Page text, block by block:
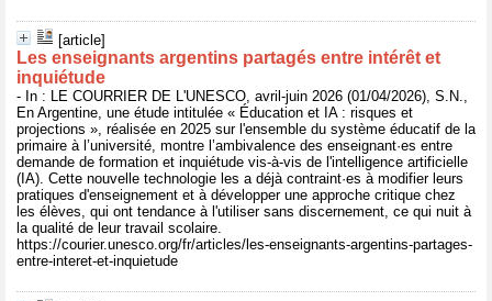
[article]
Les enseignants argentins partagés entre intérêt et
inquiétude
- In : LE COURRIER DE L'UNESCO, avril-juin 2026 (01/04/2026), S.N.,
En Argentine, une étude intitulée « Éducation et IA : risques et
projections », réalisée en 2025 sur l'ensemble du système éducatif de la
primaire à l’université, montre l’ambivalence des enseignant·es entre
demande de formation et inquiétude vis-à-vis de l'intelligence artificielle
(IA). Cette nouvelle technologie les a déjà contraint·es à modifier leurs
pratiques d'enseignement et à développer une approche critique chez
les élèves, qui ont tendance à l'utiliser sans discernement, ce qui nuit à
la qualité de leur travail scolaire.
https://courier.unesco.org/fr/articles/les-enseignants-argentins-partages-
entre-interet-et-inquietude